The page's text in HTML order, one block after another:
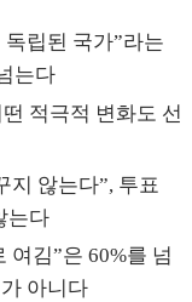
립된 국가”라는
는다
적극적 변화도 선
지 않는다”, 투표
는다
여김”은 60%를 넘
아니다